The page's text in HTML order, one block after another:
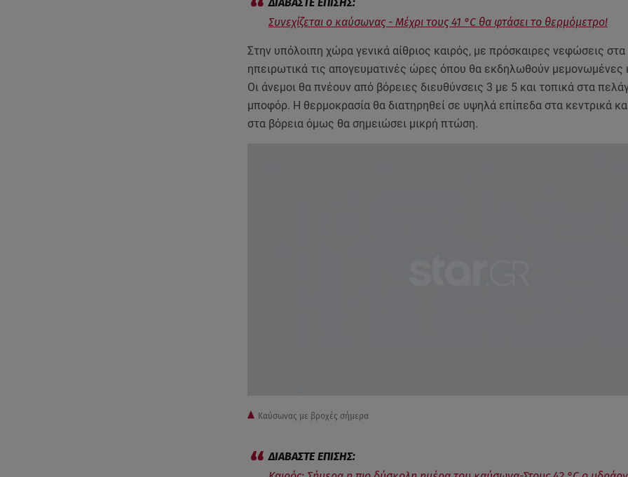
Συνεχίζεται ο καύσωνας - Μέχρι τους 41 °C θα φτάσει το θερμόμετρο!
Στην υπόλοιπη χώρα γενικά αίθριος καιρός, με πρόσκαιρες νεφώσεις στα
ηπειρωτικά τις απογευματινές ώρες όπου θα εκδηλωθούν μεμονωμένες
Οι άνεμοι θα πνέουν από βόρειες διευθύνσεις 3 με 5 και τοπικά στα
μποφόρ. Η θερμοκρασία θα διατηρηθεί σε υψηλά επίπεδα στα κεντρικά
στα βόρεια όμως θα σημειώσει μικρή πτώση.
Kαύσωνας με βροχές σήμερα